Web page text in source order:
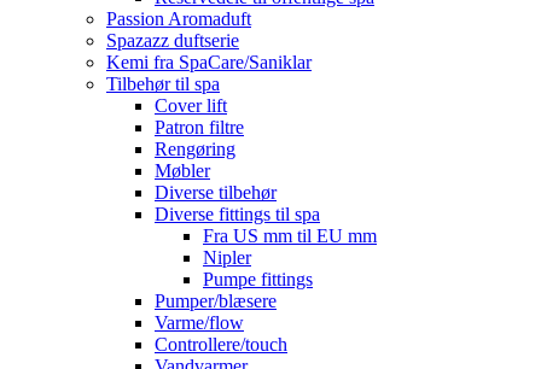
Passion Aromaduft
Spazazz duftserie
Kemi fra SpaCare/Saniklar
Tilbehør til spa
Cover lift
Patron filtre
Rengøring
Møbler
Diverse tilbehør
Diverse fittings til spa
Fra US mm til EU mm
Nipler
Pumpe fittings
Pumper/blæsere
Varme/flow
Controllere/touch